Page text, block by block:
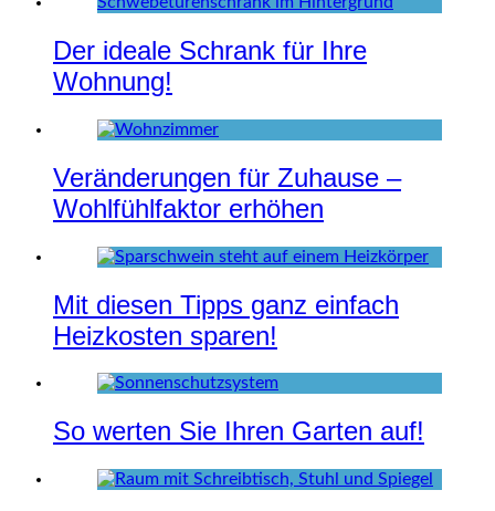
Der ideale Schrank für Ihre
Wohnung!
Veränderungen für Zuhause –
Wohlfühlfaktor erhöhen
Mit diesen Tipps ganz einfach
Heizkosten sparen!
So werten Sie Ihren Garten auf!